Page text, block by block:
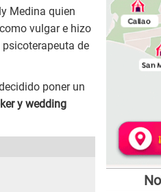
Medina quien
vulgar e hizo
de
poner un
y wedding